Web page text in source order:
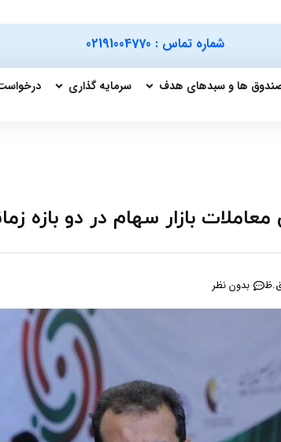
شماره تماس : 02191004770
ها و سبدهای هدف سرمایه گذاری
بازار سهام در دو بازه
بدون نظر